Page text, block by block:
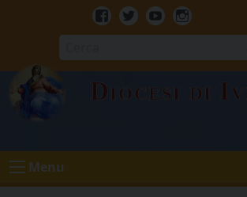
Facebook
TwitterYoutubeInstagram
Diocesi di
Menu